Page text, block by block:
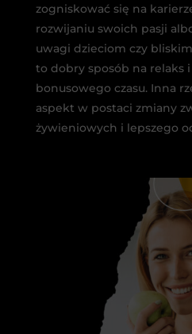
zogniskować się na
rozwijaniu swoich pasji
uwagi dzieciom czy
to dobry sposób na relaks
bonusowego czasu. Inna
aspekt w postaci zmiany
żywieniowych i lepszego